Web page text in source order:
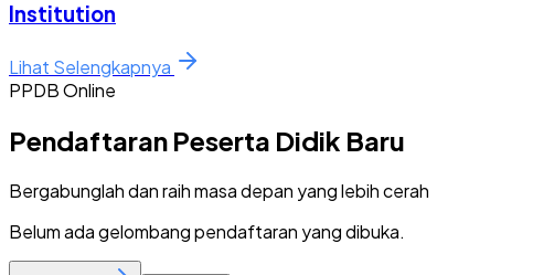
Institution
Lihat Selengkapnya
PPDB Online
Pendaftaran Peserta Didik Baru
Bergabunglah dan raih masa depan yang lebih cerah
Belum ada gelombang pendaftaran yang dibuka.